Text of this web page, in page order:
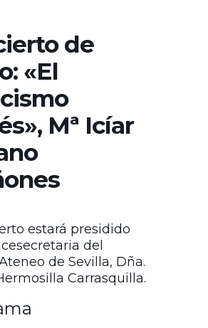
de
«El
Mª Icíar
estará presidido
del
de Sevilla, Dña.
Carrasquilla.